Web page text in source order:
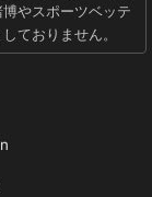
やスポーツベッテ
ておりません。